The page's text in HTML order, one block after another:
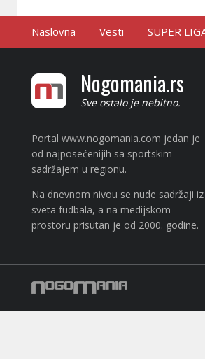
Naslovna Vesti SUPER
Nogomania.rs
Sve ostalo je nebitno.
Portal www.nogomania.com jedan je
od najposećenijih sa sportskim
sadržajem u regionu.
Na dnevnom nivou se nude sadržaji iz
sveta fudbala, a na medijskom
prostoru prisutan je od 2000. godine.